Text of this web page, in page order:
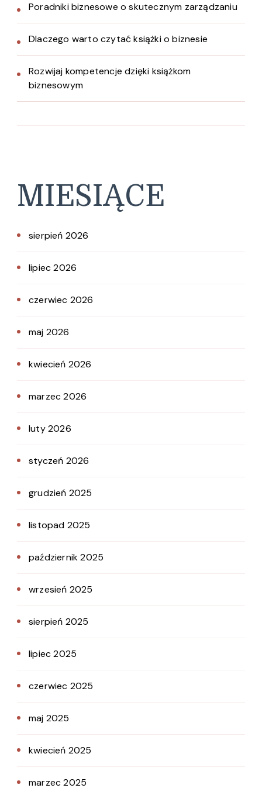
Poradniki biznesowe o skutecznym zarządzaniu
Dlaczego warto czytać książki o biznesie
Rozwijaj kompetencje dzięki książkom
biznesowym
MIESIĄCE
sierpień 2026
lipiec 2026
czerwiec 2026
maj 2026
kwiecień 2026
marzec 2026
luty 2026
styczeń 2026
grudzień 2025
listopad 2025
październik 2025
wrzesień 2025
sierpień 2025
lipiec 2025
czerwiec 2025
maj 2025
kwiecień 2025
marzec 2025